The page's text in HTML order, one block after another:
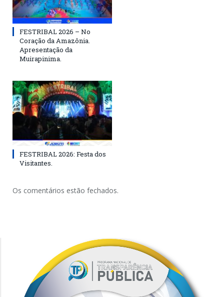
FESTRIBAL 2026 – No
Coração da Amazônia.
Apresentação da
Muirapinima.
FESTRIBAL 2026: Festa dos
Visitantes.
Os comentários estão fechados.